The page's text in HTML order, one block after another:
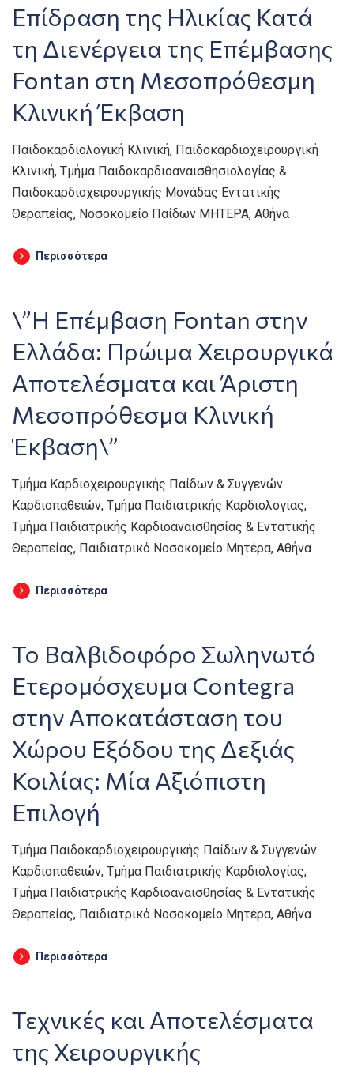
Επίδραση της Ηλικίας Κατά
τη Διενέργεια της Επέμβασης
Fontan στη Μεσοπρόθεσμη
Κλινική Έκβαση
Παιδοκαρδιολογική Κλινική, Παιδοκαρδιοχειρουργική
Κλινική, Τμήμα Παιδοκαρδιοαναισθησιολογίας &
Παιδοκαρδιοχειρουργικής Μονάδας Εντατικής
Θεραπείας, Νοσοκομείο Παίδων ΜΗΤΕΡΑ, Αθήνα
Περισσότερα
\”Η Επέμβαση Fontan στην
Ελλάδα: Πρώιμα Χειρουργικά
Αποτελέσματα και Άριστη
Μεσοπρόθεσμα Κλινική
Έκβαση\”
Τμήμα Καρδιοχειρουργικής Παίδων & Συγγενών
Καρδιοπαθειών, Τμήμα Παιδιατρικής Καρδιολογίας,
Τμήμα Παιδιατρικής Καρδιοαναισθησίας & Εντατικής
Θεραπείας, Παιδιατρικό Νοσοκομείο Μητέρα, Αθήνα
Περισσότερα
Το Βαλβιδοφόρο Σωληνωτό
Ετερομόσχευμα Contegra
στην Αποκατάσταση του
Χώρου Εξόδου της Δεξιάς
Κοιλίας: Μία Αξιόπιστη
Επιλογή
Τμήμα Παιδοκαρδιοχειρουργικής Παίδων & Συγγενών
Καρδιοπαθειών, Τμήμα Παιδιατρικής Καρδιολογίας,
Τμήμα Παιδιατρικής Καρδιοαναισθησίας & Εντατικής
Θεραπείας, Παιδιατρικό Νοσοκομείο Μητέρα, Αθήνα
Περισσότερα
Τεχνικές και Αποτελέσματα
της Χειρουργικής